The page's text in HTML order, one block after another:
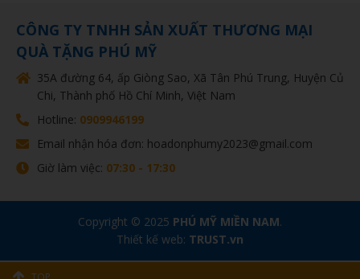
CÔNG TY TNHH SẢN XUẤT THƯƠNG MẠI
QUÀ TẶNG PHÚ MỸ
35A đường 64, ấp Giòng Sao, Xã Tân Phú Trung, Huyện Củ
Chi, Thành phố Hồ Chí Minh, Việt Nam
Hotline: 0909946199
Email nhận hóa đơn: hoadonphumy2023@gmail.com
Giờ làm việc: 07:30 - 17:30
Copyright © 2025 PHÚ MỸ MIỀN NAM.
Thiết kế web: TRUST.vn